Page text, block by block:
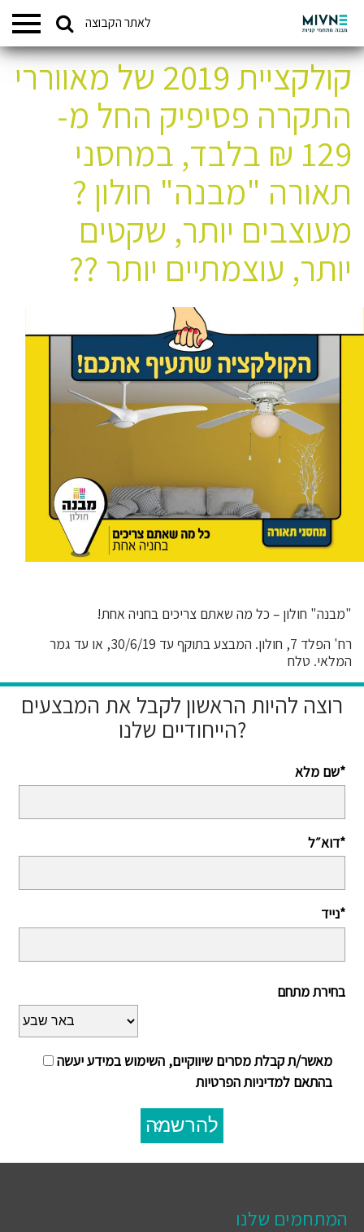
לאתר הקבוצה המתחמים שלנו
קולקציית 2019 של מאווררי
התקרה פסיפיק החל מ-
129 ₪ בלבד, במחסני
תאורה "מבנה" חולון ?
מעוצבים יותר, שקטים
יותר, עוצמתיים יותר ??
"מבנה" חולון – כל מה שאתם צריכים בחניה אחת!
רח' הפלד 7, חולון. המבצע בתוקף עד 30/6/19, או עד גמר
המלאי. טלח
רוצה להיות הראשון לקבל את המבצעים
הייחודיים שלנו?
שם מלא*
דוא״ל*
נייד*
בחירת מתחם
מאשר/ת קבלת מסרים שיווקיים, השימוש במידע יעשה
בהתאם למדיניות הפרטיות
להרשמה
המתחמים שלנו